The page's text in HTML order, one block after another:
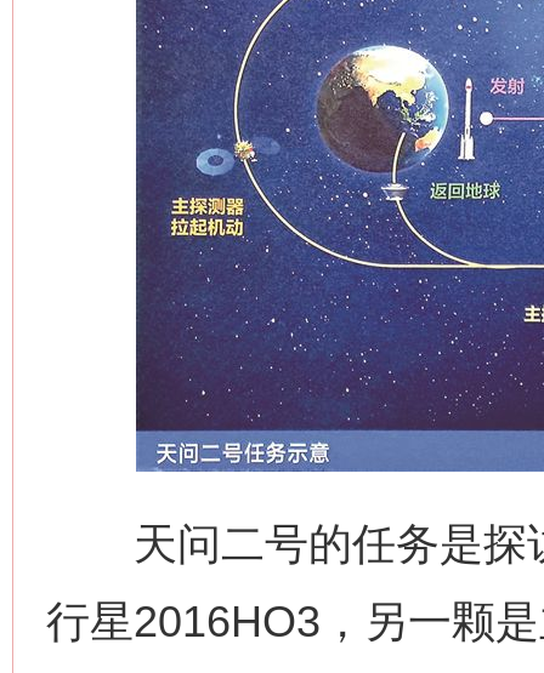
天问二号的任务是探
行星2016HO3，另一颗